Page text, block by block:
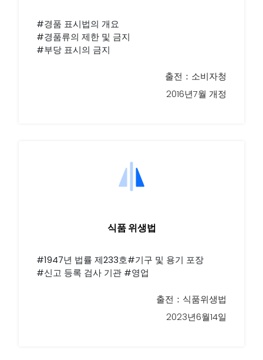
#경품 표시법의 개요
#경품류의 제한 및 금지
#부당 표시의 금지
출전：소비자청
2016년7월 개정
식품 위생법
#1947년 법률 제233호#기구 및 용기 포장
#신고 등록 검사 기관 #영업
출전：식품위생법
2023년6월14일